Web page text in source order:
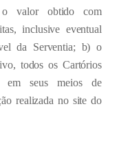
o valor obtido com
inclusive eventual
da Serventia; b) o
todos os Cartórios
em seus meios de
realizada no site do